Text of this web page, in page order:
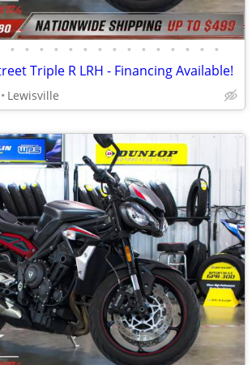
• • • • • • • • • • • • • • •
Triple R LRH - Financing Available!
Lewisville